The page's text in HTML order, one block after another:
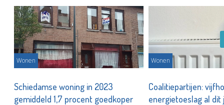
Wonen
Schiedamse woning in 2023
gemiddeld 1,7 procent goedkoper
Wonen
Coalitiepartijen:
energietoeslag al